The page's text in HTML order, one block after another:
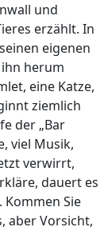
und
erzählt. In
eigenen
herum
eine Katze,
ziemlich
der „Bar
viel Musik,
verwirrt,
dauert es
Kommen Sie
aber Vorsicht,